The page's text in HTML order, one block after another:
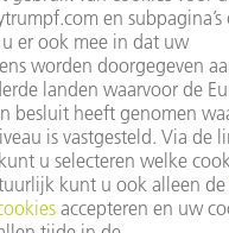
Veel gestelde vragen
Algemene voorwaarden
CONTACT
+31 88 4002 400
Ma. - vr. 8.00 - 17.00 uur
onderdelen.tnl@de.trumpf.com